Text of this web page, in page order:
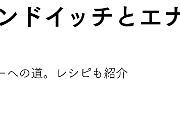
ドイッチとエ
への道。レシピも紹介